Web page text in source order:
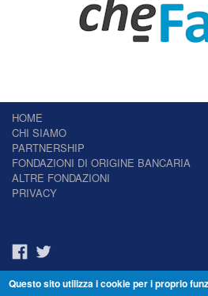
HOME
CHI SIAMO
PARTNERSHIP
FONDAZIONI DI ORIGINE BANCARIA
ALTRE FONDAZIONI
PRIVACY
Il Giornale delle
Questo sito utilizza i cookie per i proprio